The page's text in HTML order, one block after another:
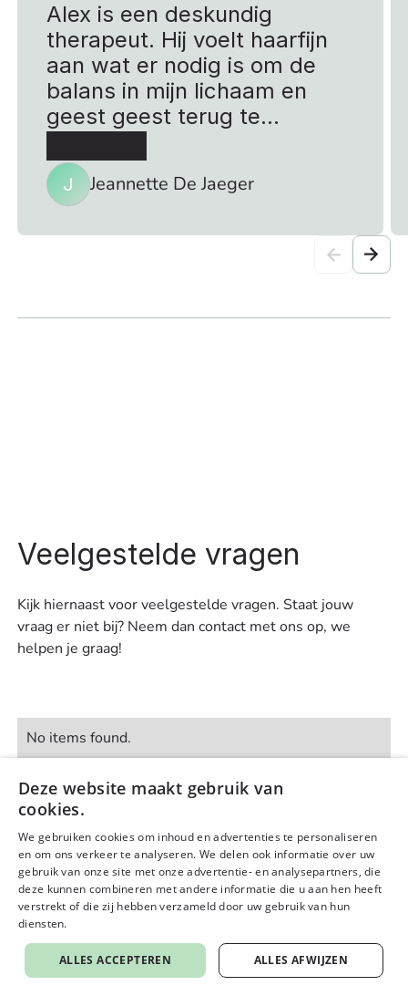
Alex is een deskundig
therapeut. Hij voelt haarfijn
aan wat er nodig is om de
balans in mijn lichaam en
geest geest terug te
mijn lijf en slaap beter.
J Jeannette De Jaeger
Veelgestelde vragen
Kijk hiernaast voor veelgestelde vragen. Staat jouw
vraag er niet bij? Neem dan contact met ons op, we
helpen je graag!
No items found.
Deze website maakt gebruik van
cookies.
We gebruiken cookies om inhoud en advertenties te personaliseren
en om ons verkeer te analyseren. We delen ook informatie over uw
gebruik van onze site met onze advertentie- en analysepartners, die
deze kunnen combineren met andere informatie die u aan hen heeft
verstrekt of die zij hebben verzameld door uw gebruik van hun
diensten.
ALLES ACCEPTEREN ALLES AFWIJZEN